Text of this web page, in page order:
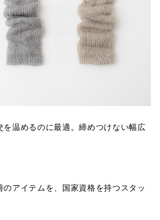
温めるのに最適。締めつけない幅広
アイテムを、国家資格を持つスタッ